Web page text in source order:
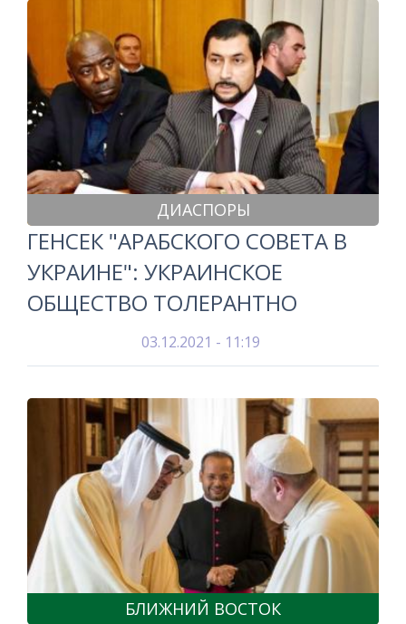
ДИАСПОРЫ
ГЕНСЕК "АРАБСКОГО СОВЕТА В
УКРАИНЕ": УКРАИНСКОЕ
ОБЩЕСТВО ТОЛЕРАНТНО
03.12.2021 - 11:19
БЛИЖНИЙ ВОСТОК